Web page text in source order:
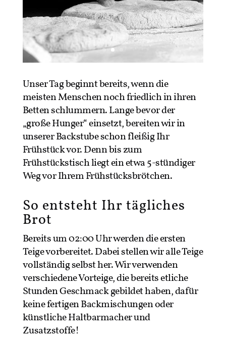
Unser Tag beginnt bereits, wenn die
meisten Menschen noch friedlich in ihren
Betten schlummern. Lange bevor der
„große Hunger“ einsetzt, bereiten wir in
unserer Backstube schon fleißig Ihr
Frühstück vor. Denn bis zum
Frühstückstisch liegt ein etwa 5-stündiger
Weg vor Ihrem Frühstücksbrötchen.
So entsteht Ihr tägliches
Brot
Bereits um 02:00 Uhr werden die ersten
Teige vorbereitet. Dabei stellen wir alle Teige
vollständig selbst her. Wir verwenden
verschiedene Vorteige, die bereits etliche
Stunden Geschmack gebildet haben, dafür
keine fertigen Backmischungen oder
künstliche Haltbarmacher und
Zusatzstoffe!